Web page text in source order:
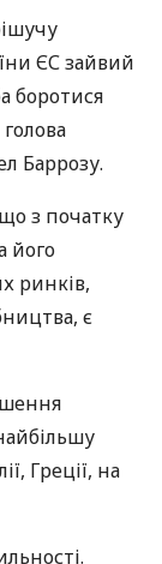
ЄС зайвий
боротися
Баррозу.
з початку
його
ринків,
є
Греції, на